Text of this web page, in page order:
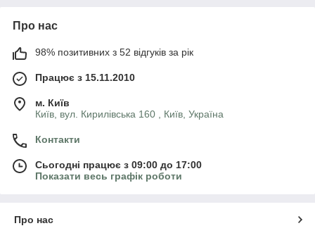
Про нас
98% позитивних з 52 відгуків за рік
Працює з 15.11.2010
м. Київ
Київ, вул. Кирилівська 160 , Київ, Україна
Контакти
Сьогодні працює з 09:00 до 17:00
Показати весь графік роботи
Про нас